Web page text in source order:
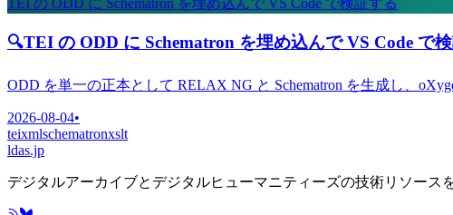
🔍TEI の ODD に Schematron を埋め込んで VS Code で
ODD を単一の正本として RELAX NG と Schematron を生成し、
2026-08-04•
teixmlschematronxslt
ldas.jp
デジタルアーカイブとデジタルヒューマニティーズの技術リソース